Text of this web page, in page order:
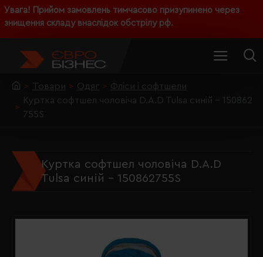
Увага! Прийом замовлень тимчасово призупинено через
знищення складу внаслідок обстрілу рф.
Товари Одяг
Фліси і софтшели
Куртка софтшел чоловіча D.A.D Tulsa синій - 150862
755S
Куртка софтшел чоловіча D.A.D
Tulsa синій - 150862755S